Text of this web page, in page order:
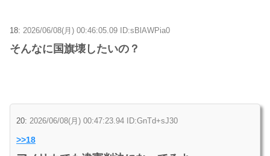
18: 2026/06/08(月) 00:46:05.09 ID:sBlAWPia0
そんなに国旗壊したいの？
20: 2026/06/08(月) 00:47:23.94 ID:GnTd+sJ30
>>18